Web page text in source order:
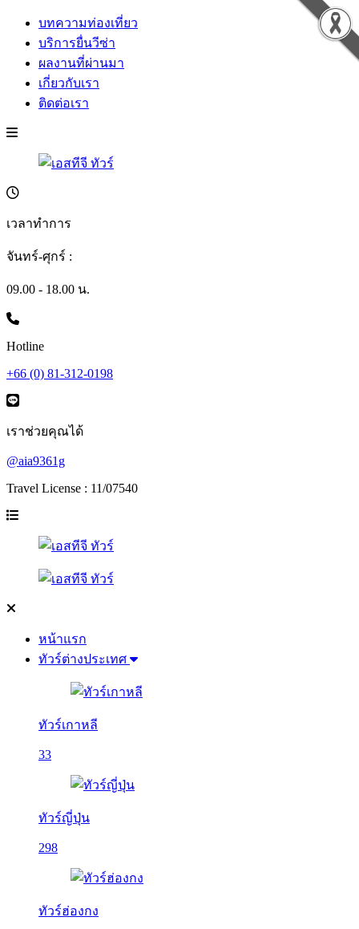
บทความท่องเที่ยว
บริการยื่นวีซ่า
ผลงานที่ผ่านมา
เกี่ยวกับเรา
ติดต่อเรา
เวลาทำการ
จันทร์-ศุกร์ :
09.00 - 18.00 น.
Hotline
+66 (0) 81-312-0198
เราช่วยคุณได้
@aia9361g
Travel License : 11/07540
หน้าแรก
ทัวร์ต่างประเทศ
ทัวร์เกาหลี
33
ทัวร์ญี่ปุ่น
298
ทัวร์ฮ่องกง